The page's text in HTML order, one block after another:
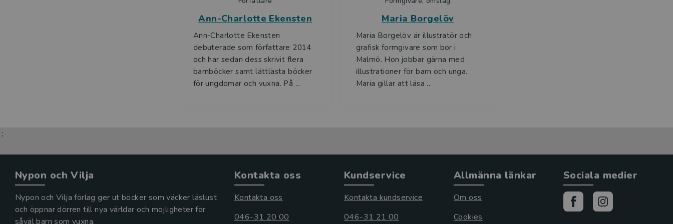
Ann-Charlotte Ekensten
Ann-Charlotte Ekensten
debuterade som författare 2014
och har sedan dess skrivit flera
barnböcker samt lättlästa böcker
för ungdomar och vuxna. På ...
Maria Borgelöv
Maria Borgelöv är illustratör och
grafisk formgivare som bor i
Malmö. Hon jobbar gärna med
illustrationer för barn och unga.
Maria gillar att läsa ...
;
Nypon och Vilja
Nypon och Vilja förlag ger ut böcker som väcker läslust
och öppnar dörren till nya världar och möjligheter för
såväl barn som vuxna.
Kontakta oss
Kontakta oss
046-31 20 00
Kundservice
Kontakta kundservice
046-31 21 00
Allmänna länkar
Om oss
Cookies
Sociala medier